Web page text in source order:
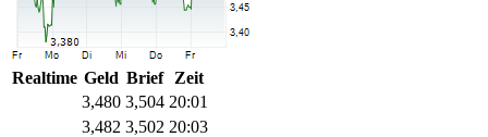
Realtime Geld Brief
Zeit
3,480 3,504 20:01
3,482 3,502 20:03